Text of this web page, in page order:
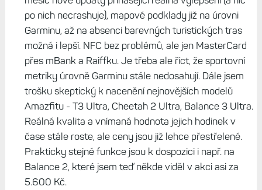
po nich necrashuje), mapové podklady již na úrovni
Garminu, až na absenci barevných turistických tras
možná i lepší. NFC bez problémů, ale jen MasterCard
přes mBank a Raiffku. Je třeba ale říct, že sportovní
metriky úrovně Garminu stále nedosahují. Dále jsem
trošku skeptický k nacenění nejnovějších modelů
Amazfitu - T3 Ultra, Cheetah 2 Ultra, Balance 3 Ultra.
Reálná kvalita a vnímaná hodnota jejich hodinek v
čase stále roste, ale ceny jsou již lehce přestřelené.
Prakticky stejné funkce jsou k dospozici i např. na
Balance 2, které jsem teď někde viděl v akci asi za
5.600 Kč.